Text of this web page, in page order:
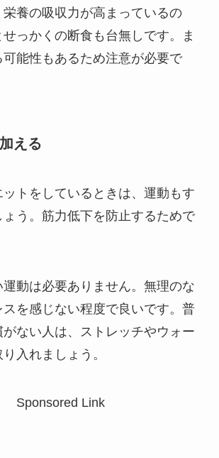
養の吸収力が高まっているの
っかくの断食も台無しです。ま
能性もあるため注意が必要で
える
トをしているときは、運動もす
ょう。筋力低下を防止するためで
動は必要ありません。無理のな
を感じない程度で良いです。普
ない人は、ストレッチやウォー
入れましょう。
Sponsored Link